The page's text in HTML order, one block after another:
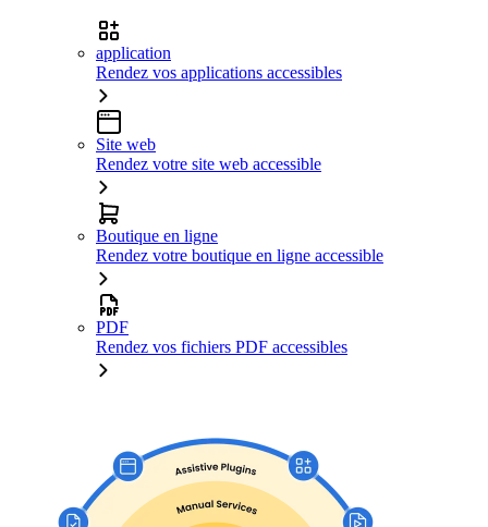
application
Rendez vos applications accessibles
Site web
Rendez votre site web accessible
Boutique en ligne
Rendez votre boutique en ligne accessible
PDF
Rendez vos fichiers PDF accessibles